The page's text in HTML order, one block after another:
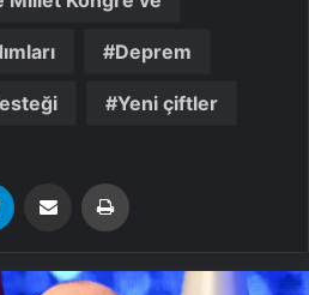
Deprem
Yeni çiftler
Email'den paylaş